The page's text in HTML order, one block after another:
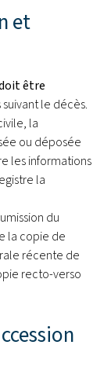
et
être
le décès.
la
ou déposée
les informations
la
du
la copie de
récente de
recto-verso